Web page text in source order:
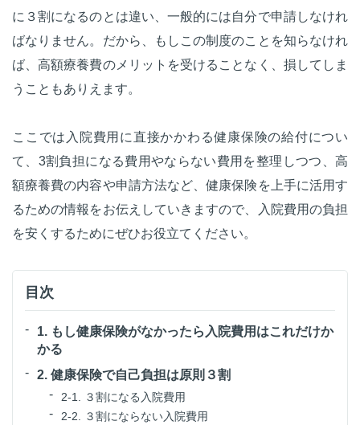
に３割になるのとは違い、一般的には自分で申請しなけれ
ばなりません。だから、もしこの制度のことを知らなけれ
ば、高額療養費のメリットを受けることなく、損してしま
うこともありえます。
ここでは入院費用に直接かかわる健康保険の給付につい
て、3割負担になる費用やならない費用を整理しつつ、高
額療養費の内容や申請方法など、健康保険を上手に活用す
るための情報をお伝えしていきますので、入院費用の負担
を安くするためにぜひお役立てください。
目次
1. もし健康保険がなかったら入院費用はこれだけか
かる
2. 健康保険で自己負担は原則３割
2-1. ３割になる入院費用
2-2. ３割にならない入院費用